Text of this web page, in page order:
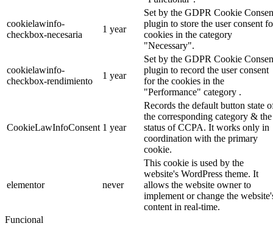
cookielawinfo-
checkbox-necesaria
1 year
Set by the GDPR Cookie
plugin to store the user consent
cookies in the category
"Necessary".
cookielawinfo-
checkbox-rendimiento
1 year
Set by the GDPR Cookie
plugin to record the user consent
for the cookies in the
"Performance" category .
CookieLawInfoConsent 1 year
Records the default button state
the corresponding category & the
status of CCPA. It works only in
coordination with the primary
cookie.
elementor never
This cookie is used by the
website's WordPress theme. It
allows the website owner to
implement or change the
content in real-time.
Funcional